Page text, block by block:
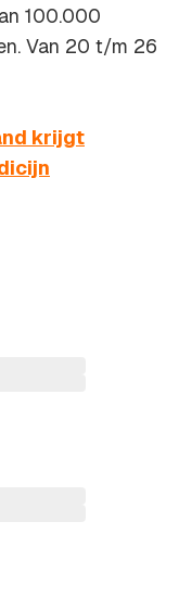
100.000
Van 20 t/m 26
krijgt